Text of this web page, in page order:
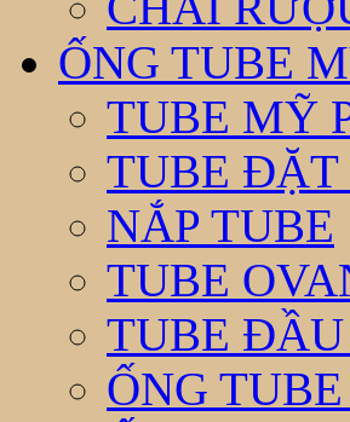
ỐNG TUBE
TUBE MỸ
TUBE ĐẶT
NẮP TUBE
TUBE
TUBE ĐẦU
ỐNG